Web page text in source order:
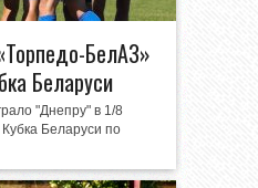
БелАЗ»
Беларуси
"Днепру" в 1/8
Беларуси по